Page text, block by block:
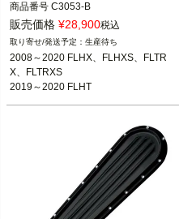
商品番号 C3053-B
3OT：2202-0301
販売価格 ¥28,900税込
生産待ち
2008～2020 FLHX、FLHXS、FLTR
X、FLTRXS
2019～2020 FLHT